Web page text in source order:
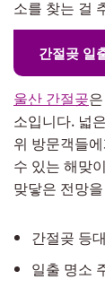
소를 찾는 걸
간절곶 일
울산 간절곶
소입니다. 넓
위 방문객들
수 있는 해맞
맞닿은 전망
간절곶 등
일출 명소